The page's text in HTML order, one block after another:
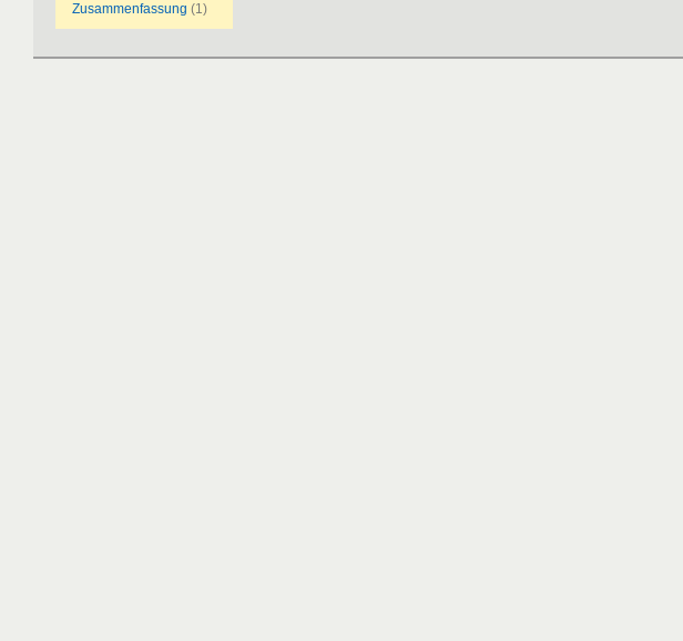
Zusammenfassung (1)